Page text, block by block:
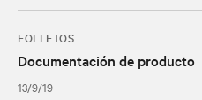
FOLLETOS
Documentación de producto
13/9/19